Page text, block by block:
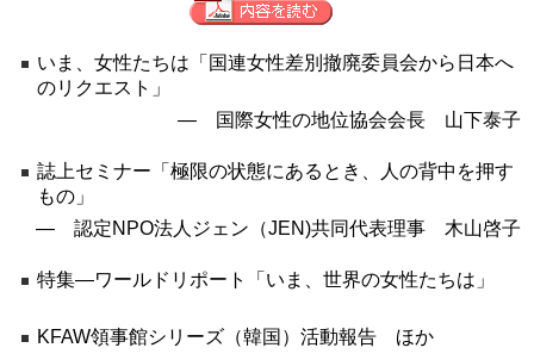
いま、女性たちは「国連女性差別撤廃委員会から日本へ
のリクエスト」
― 国際女性の地位協会会長 山下泰子
誌上セミナー「極限の状態にあるとき、人の背中を押す
もの」
― 認定NPO法人ジェン（JEN)共同代表理事 木山啓子
特集―ワールドリポート「いま、世界の女性たちは」
KFAW領事館シリーズ（韓国）活動報告 ほか